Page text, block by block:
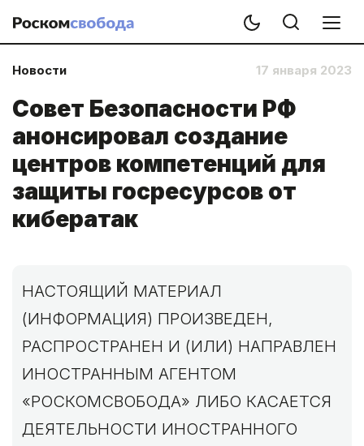
Новости 17 января 2023
Совет Безопасности РФ
анонсировал создание
центров компетенций для
защиты госресурсов от
кибератак
НАСТОЯЩИЙ МАТЕРИАЛ
(ИНФОРМАЦИЯ) ПРОИЗВЕДЕН,
РАСПРОСТРАНЕН И (ИЛИ) НАПРАВЛЕН
ИНОСТРАННЫМ АГЕНТОМ
«РОСКОМСВОБОДА» ЛИБО КАСАЕТСЯ
ДЕЯТЕЛЬНОСТИ ИНОСТРАННОГО